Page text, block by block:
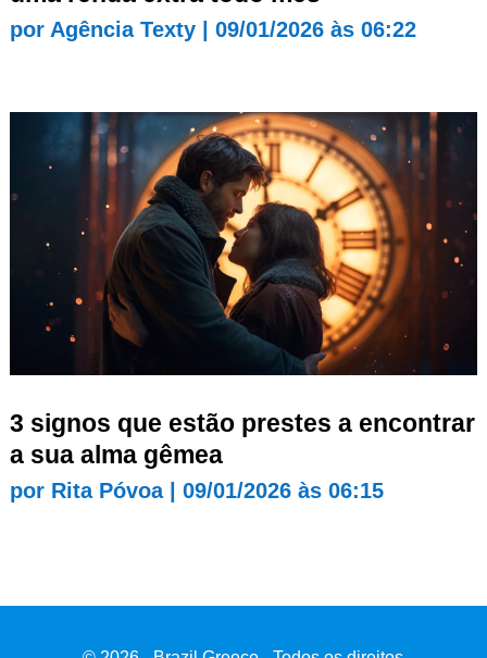
por Agência Texty| 09/01/2026 às 06:22
3 signos que estão prestes a encontrar
a sua alma gêmea
por Rita Póvoa| 09/01/2026 às 06:15